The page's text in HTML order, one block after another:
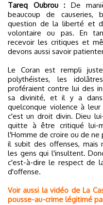
Tareq Oubrou : De
beaucoup de causeries,
question de la liberté et
volontaire ou pas. En
recevoir les critiques et
devons aussi savoir
Le Coran est rempli
polythéistes, les
proféraient contre lui des
sa divinité, et il y a
quelconque violence à
c'est un droit divin. Dieu
quitte à être critiqué lui-
l'Homme de croire ou de ne
il subit des offenses, mais
les gens qui l'insultent.
c'est-à-dire le respect de
d'offense.
Voir aussi la vidéo de La
pousse-au-crime légitimé